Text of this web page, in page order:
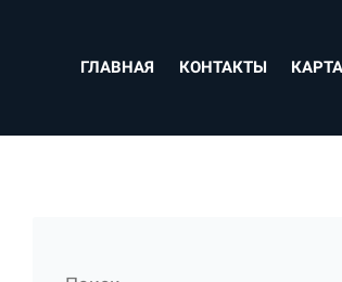
ГЛАВНАЯ КОНТАКТЫ